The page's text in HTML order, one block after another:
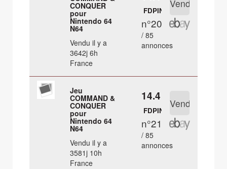
CONQUER
pour
Nintendo 64
N64
Vendu il y a
3642j 6h
France
FDPIN
n°20
/ 85
annonces
Jeu
COMMAND &
CONQUER
pour
Nintendo 64
N64
Vendu il y a
3581j 10h
France
14.4 €
FDPIN
n°21
/ 85
annonces